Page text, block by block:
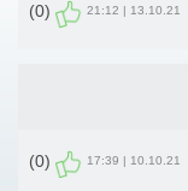
13.10.21 | 21:12
(0)
10.10.21 | 17:39
(0)